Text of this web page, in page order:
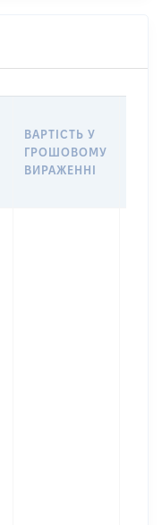
ВАРТІСТЬ У
ГРОШОВОМУ
ВИРАЖЕННІ